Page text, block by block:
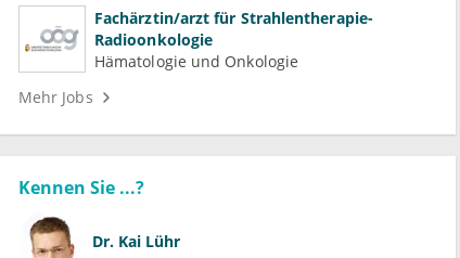
Fachärztin/arzt für Strahlentherapie-
Radioonkologie
Hämatologie und Onkologie
Mehr Jobs
Kennen Sie ...?
Dr. Kai Lühr